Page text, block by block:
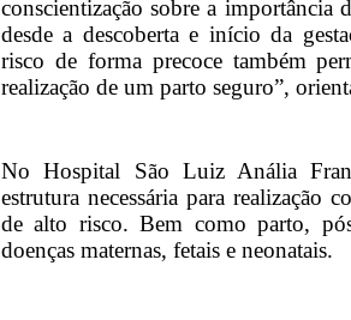
conscientização sobre a importância
desde a descoberta e início da
risco de forma precoce também
realização de um parto seguro”,
No Hospital São Luiz Anália
estrutura necessária para realização
de alto risco. Bem como parto,
doenças maternas, fetais e neonatais.